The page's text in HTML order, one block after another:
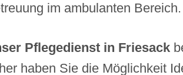
im ambulanten Bereich.
Pflegedienst in Friesack
haben Sie die Möglichkeit